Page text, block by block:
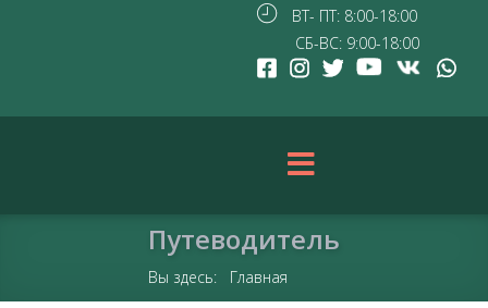
ВТ- ПТ: 8:00-18:00
СБ-ВС: 9:00-18:00
Путеводитель
Вы здесь: Главная